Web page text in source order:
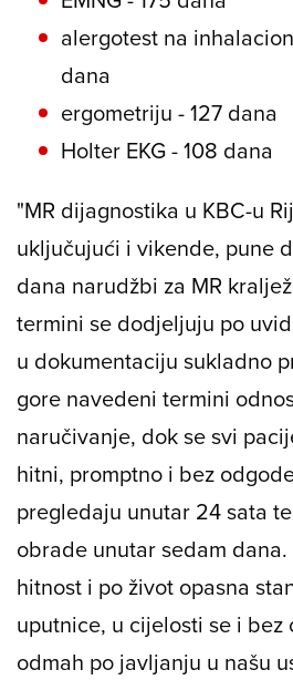
alergotest na
dana
ergometriju - 127 dana
Holter EKG - 108 dana
"MR dijagnostika u KBC-u
uključujući i vikende, pune
dana narudžbi za MR
termini se dodjeljuju po
u dokumentaciju sukladno
gore navedeni termini
naručivanje, dok se svi
hitni, promptno i bez
pregledaju unutar 24 sata
obrade unutar sedam dana.
hitnost i po život opasna
uputnice, u cijelosti se i
odmah po javljanju u našu